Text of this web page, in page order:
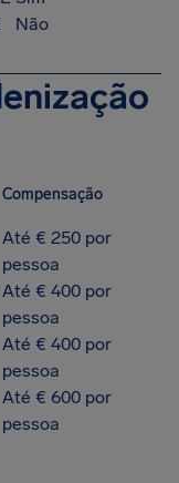
Não
Compensação
Até € 250 por
pessoa
Até € 400 por
pessoa
Até € 400 por
pessoa
Até € 600 por
pessoa